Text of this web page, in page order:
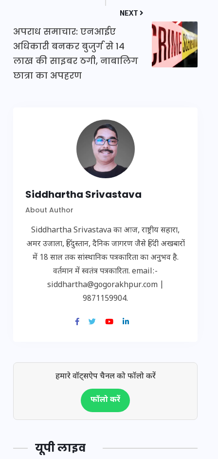
NEXT
अपराध समाचार: एनआईए
अधिकारी बनकर बुजुर्ग से 14
लाख की साइबर ठगी, नाबालिग
छात्रा का अपहरण
Siddhartha Srivastava
About Author
Siddhartha Srivastava का आज, राष्ट्रीय सहारा,
अमर उजाला, हिंदुस्तान, दैनिक जागरण जैसे हिंदी अखबारों
में 18 साल तक सांस्थानिक पत्रकारिता का अनुभव है.
वर्तमान में स्वतंत्र पत्रकारिता. email:-
siddhartha@gogorakhpur.com |
9871159904.
हमारे वॉट्सऐप चैनल को फॉलो करें
फॉलो करें
यूपी लाइव